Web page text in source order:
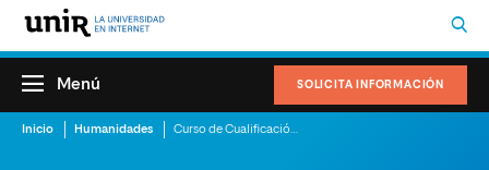
SOLICITA INFORMACIÓN
Menú
Inicio Humanidades